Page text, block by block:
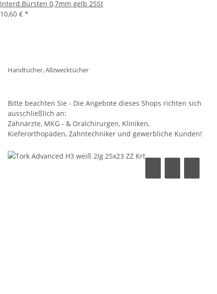
Interd.Bürsten 0,7mm gelb 25St
10,60 € *
Handtücher, Allzwecktücher
Bitte beachten Sie - Die Angebote dieses Shops richten sich
ausschließlich an:
Zahnärzte, MKG - & Oralchirurgen, Kliniken,
Kieferorthopäden, Zahntechniker und gewerbliche Kunden!